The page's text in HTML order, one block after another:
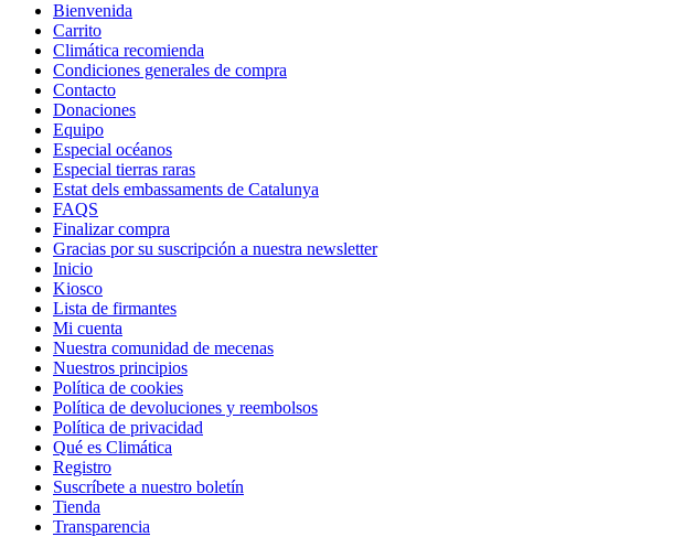
Bienvenida
Carrito
Climática recomienda
Condiciones generales de compra
Contacto
Donaciones
Equipo
Especial océanos
Especial tierras raras
Estat dels embassaments de Catalunya
FAQS
Finalizar compra
Gracias por su suscripción a nuestra newsletter
Inicio
Kiosco
Lista de firmantes
Mi cuenta
Nuestra comunidad de mecenas
Nuestros principios
Política de cookies
Política de devoluciones y reembolsos
Política de privacidad
Qué es Climática
Registro
Suscríbete a nuestro boletín
Tienda
Transparencia